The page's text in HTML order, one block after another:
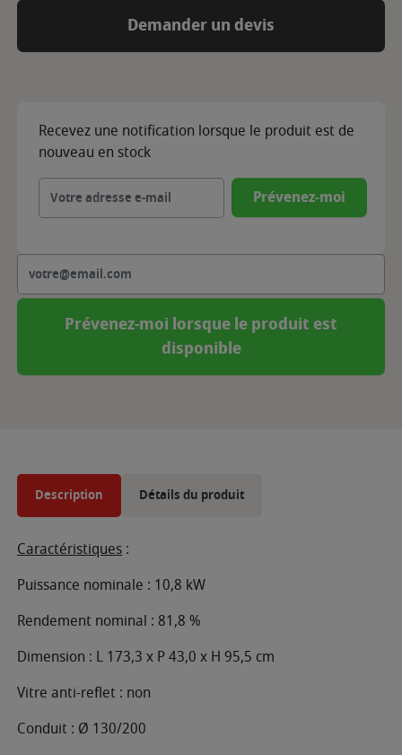
Demander un devis
Recevez une notification lorsque le produit est de
nouveau en stock
Prévenez-moi
Prévenez-moi lorsque le produit est
disponible
Description Détails du produit
Caractéristiques :
Puissance nominale : 10,8 kW
Rendement nominal : 81,8 %
Dimension : L 173,3 x P 43,0 x H 95,5 cm
Vitre anti-reflet : non
Conduit : Ø 130/200